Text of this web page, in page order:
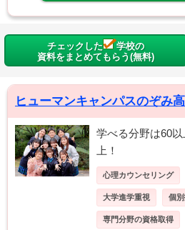
チェックした
学校の
資料をまとめてもらう(無料)
ヒューマンキャンパスのぞみ
学べる分野は60
上！
心理カウンセリング
大学進学重視 個別
専門分野の資格取得